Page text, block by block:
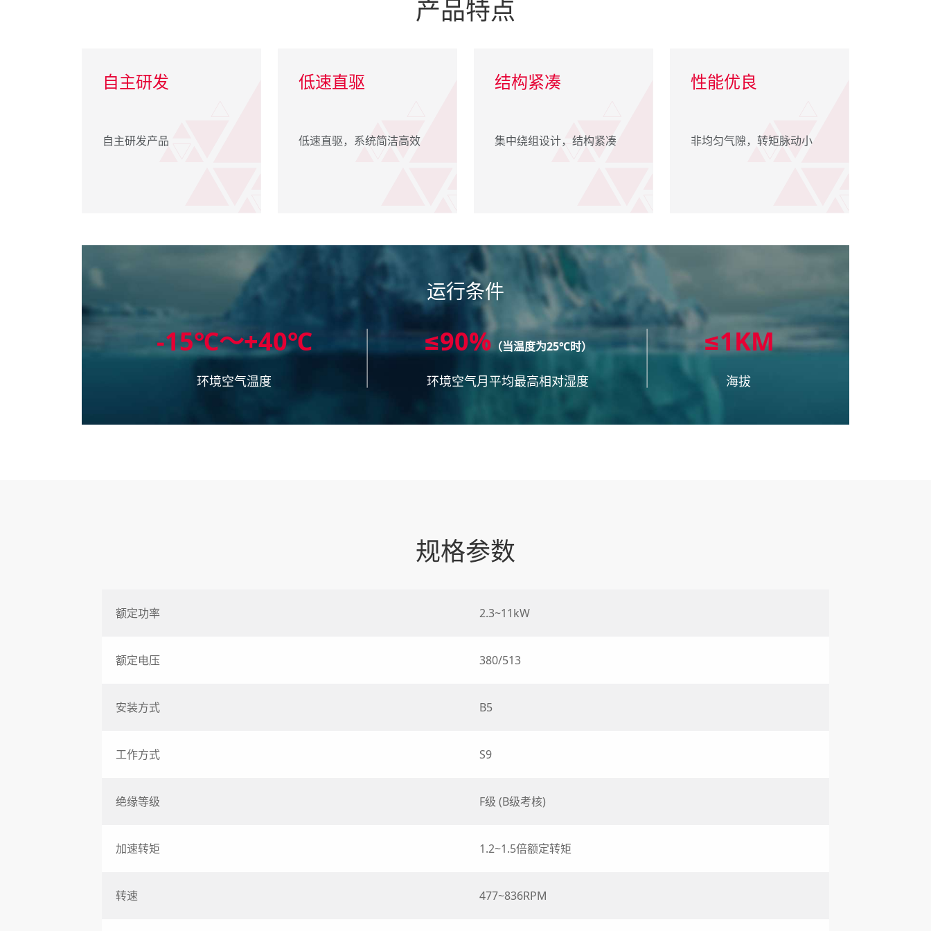
产品特点
自主研发
自主研发产品
低速直驱
低速直驱，系统简洁高效
结构紧凑
集中绕组设计，结构紧凑
性能优良
非均匀气隙，转矩脉动小
运行条件
-15℃～+40℃
环境空气温度
≤90%（当温度为25℃时）
环境空气月平均最高相对湿度
≤1KM
海拔
规格参数
额定功率 2.3~11kW
额定电压 380/513
安装方式 B5
工作方式 S9
绝缘等级 F级 (B级考核)
加速转矩 1.2~1.5倍额定转矩
转速 477~836RPM